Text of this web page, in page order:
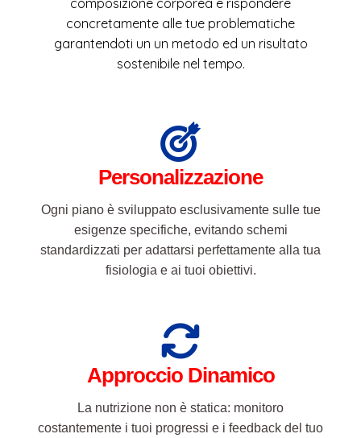
Personalizzazione
standardizzati per adattarsi perfettamente alla tua
fisiologia e ai tuoi obiettivi.
Approccio Dinamico
corpo, ottimizzando il percorso in tempo reale per
garantirti risultati concreti.